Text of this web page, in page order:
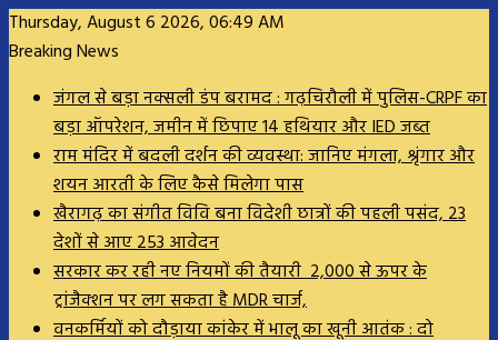
Thursday, August 6 2026, 06:49 AM
Breaking News
जंगल से बड़ा नक्सली डंप बरामद : गढ़चिरौली में पुलिस-CRPF का
बड़ा ऑपरेशन, जमीन में छिपाए 14 हथियार और IED जब्त
राम मंदिर में बदली दर्शन की व्यवस्था: जानिए मंगला, श्रृंगार और
शयन आरती के लिए कैसे मिलेगा पास
खैरागढ़ का संगीत विवि बना विदेशी छात्रों की पहली पसंद, 23
देशों से आए 253 आवेदन
सरकार कर रही नए नियमों की तैयारी ₹ 2,000 से ऊपर के
ट्रांजैक्शन पर लग सकता है MDR चार्ज,
वनकर्मियों को दौड़ाया कांकेर में भालू का खूनी आतंक : दो